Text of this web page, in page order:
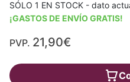
SÓLO 1 EN STOCK - dato
¡GASTOS DE ENVÍO GRATIS!
PVP. 21,90€